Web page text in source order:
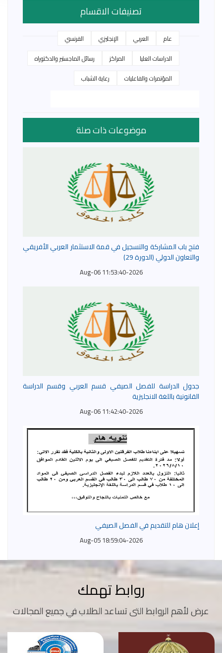
تصنيفات الاقسام
عام العربي الإنجليزي
الفرنسي
الدراسات العليا
المراكز
رسائل الماجستير والدكتوراه
المؤتمرات والفاعليات
رعاية الشباب
موضوعات ذات صلة
فتح باب المشاركة والتسجيل في قمة الاستثمار العربي الأفريقي
والتعاون الدولي (الدورة 29)
2026-Aug-06 11:53:40
جدول الدراسة للفصل الصيفي قسم العربي وقسم الدراسة
القانونية باللغة الانجليزية
2026-Aug-06 11:42:40
إعلان هام للتقديم في الفصل الصيفي
2026-Aug-05 18:59:04
روابط تهمك
عرض لأهم الروابط التى تساعد الطلاب في جميع المجالات